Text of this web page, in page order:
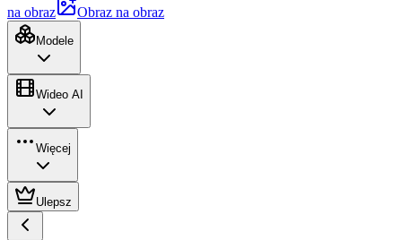
na obraz
Obraz na obraz
Modele
Wideo AI
Więcej
Ulepsz